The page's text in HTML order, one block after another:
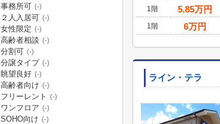
1階
5.85万円
1階
6万円
ライン・テラ
事務所可 (-)
２人入居可 (-)
女性限定 (-)
高齢者相談 (-)
分割可 (-)
分譲タイプ (-)
眺望良好 (-)
高齢者向け (-)
フリーレント (-)
ワンフロア (-)
SOHO向け (-)